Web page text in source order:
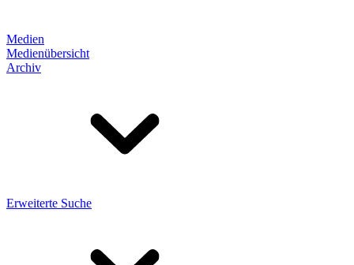
Medien
Medienübersicht
Archiv
Erweiterte Suche